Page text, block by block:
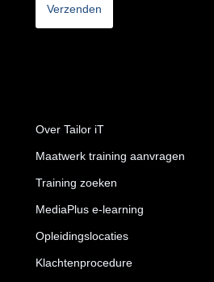
Over Tailor iT
Maatwerk training aanvragen
Training zoeken
MediaPlus e-learning
Opleidingslocaties
Klachtenprocedure